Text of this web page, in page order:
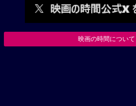
映画の時間について